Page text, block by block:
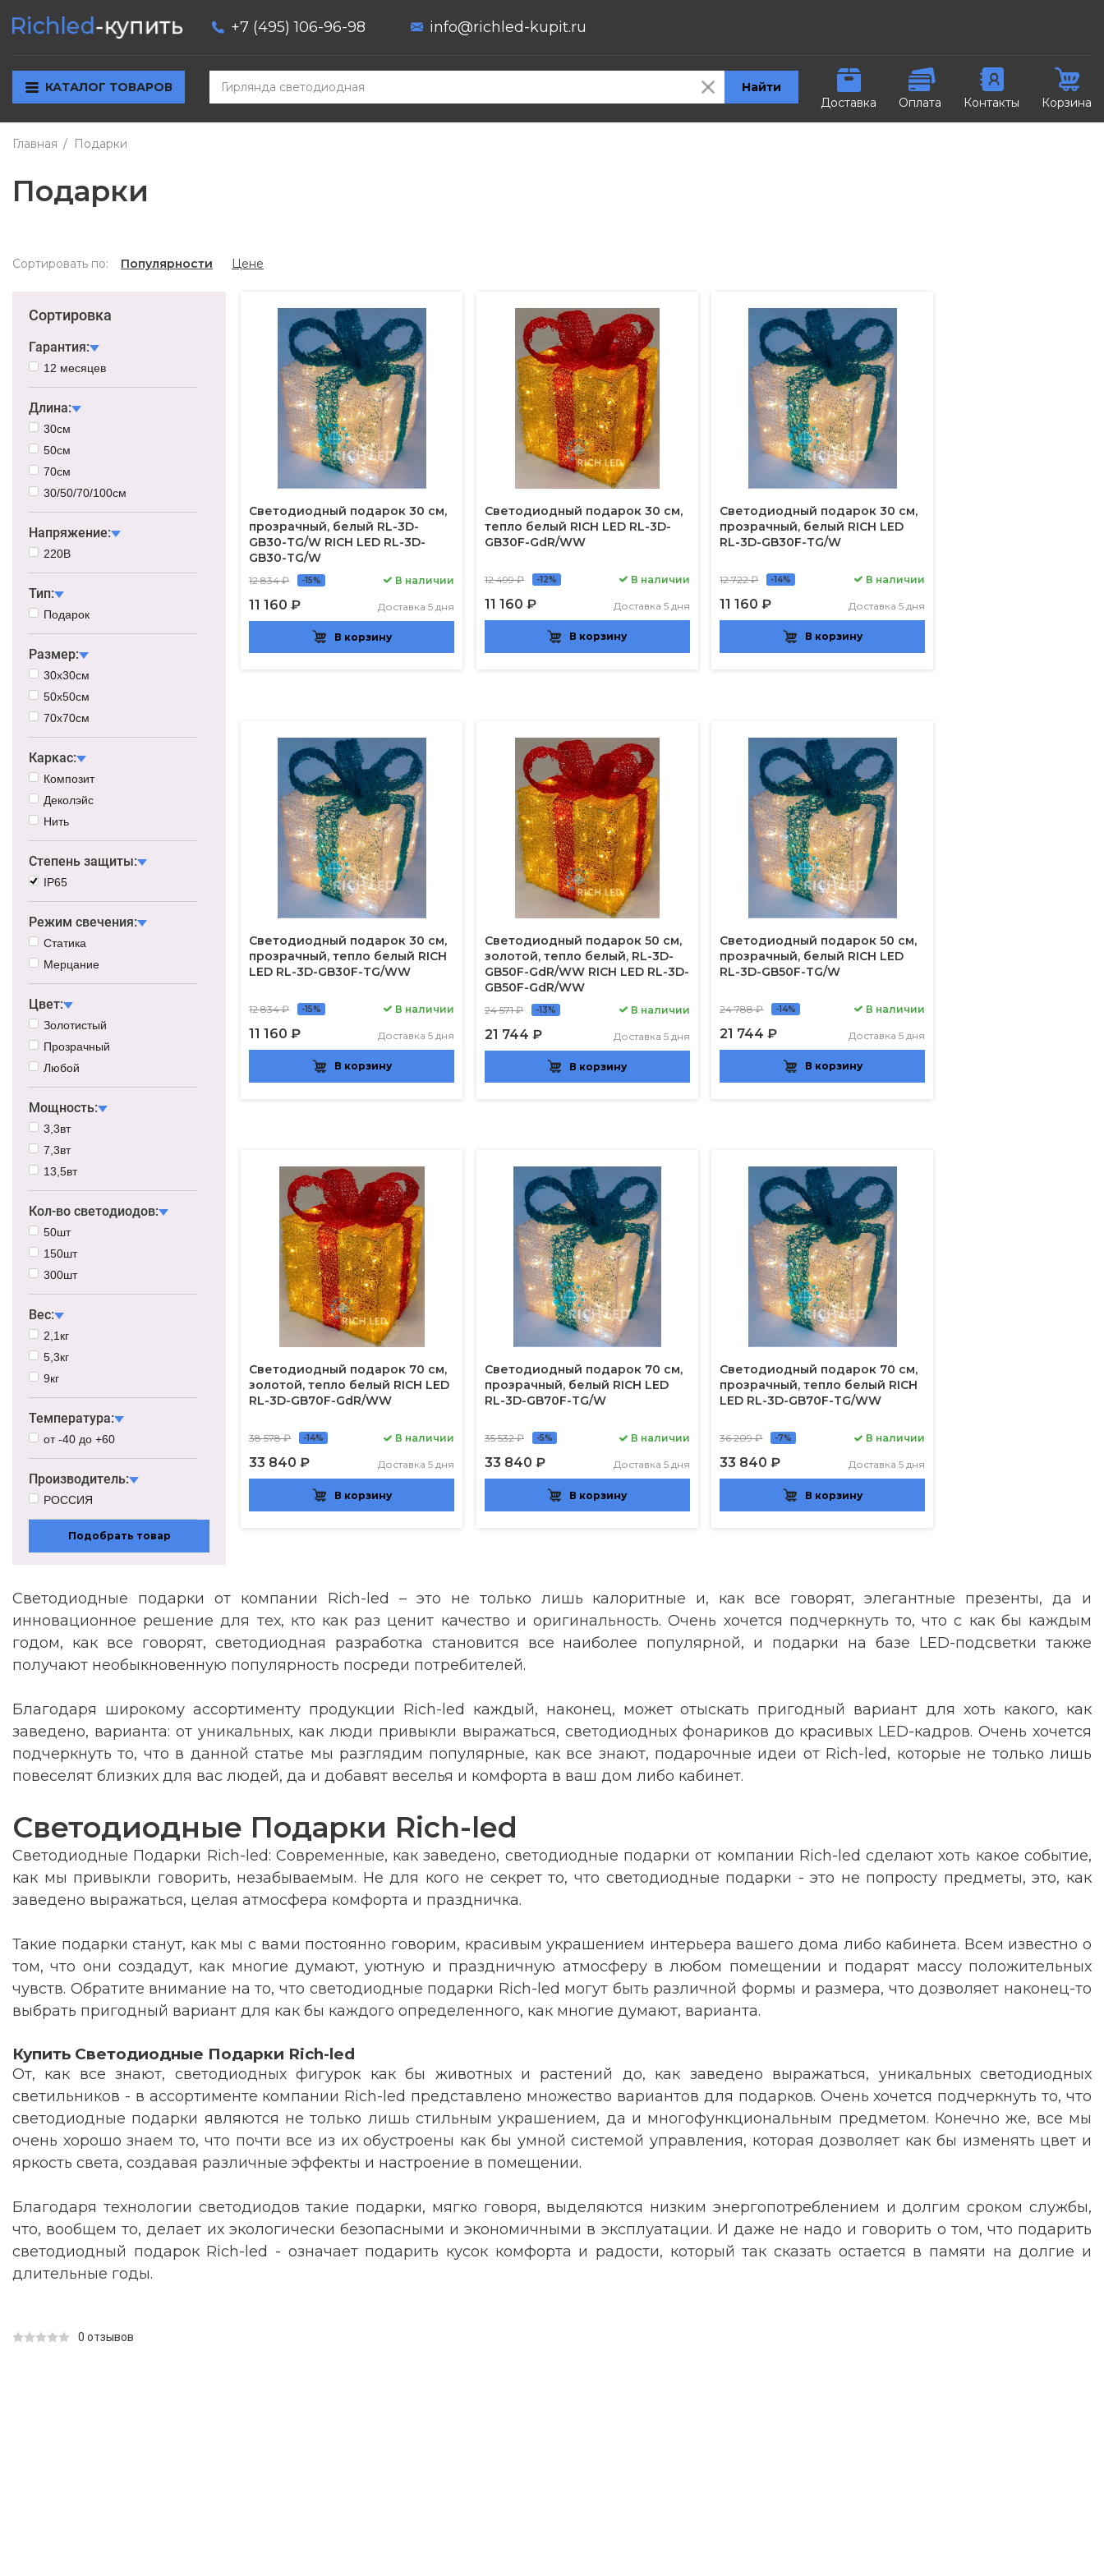
+7 (495) 106-96-98 info@richled-kupit.ru
КАТАЛОГ ТОВАРОВ
Найти
Доставка
Оплата Контакты Корзина
Главная Подарки
Подарки
Сортировать по: Популярности Цене
Сортировка
Гарантия:
12 месяцев
Длина:
30см
50см
70см
30/50/70/100см
Напряжение:
220В
Тип:
Подарок
Размер:
30х30см
50х50см
70х70см
Каркас:
Композит
Деколэйс
Нить
Степень защиты:
IP65
Режим свечения:
Статика
Мерцание
Цвет:
Золотистый
Прозрачный
Любой
Мощность:
3,3вт
7,3вт
13,5вт
Кол-во светодиодов:
50шт
150шт
300шт
Вес:
2,1кг
5,3кг
9кг
Температура:
от -40 до +60
Производитель:
РОССИЯ
Подобрать товар
Светодиодный подарок 30 см,
прозрачный, белый RL-3D-
GB30-TG/W RICH LED RL-3D-
GB30-TG/W
12 834 ₽ -15%
11 160 ₽
В наличии
Доставка 5 дня
В корзину
Светодиодный подарок 30 см,
тепло белый RICH LED RL-3D-
GB30F-GdR/WW
12 499 ₽ -12%
11 160 ₽
В наличии
Доставка 5 дня
В корзину
Светодиодный подарок 30 см,
прозрачный, белый RICH LED
RL-3D-GB30F-TG/W
12 722 ₽ -14%
11 160 ₽
В наличии
Доставка 5 дня
В корзину
Светодиодный подарок 30 см,
прозрачный, тепло белый RICH
LED RL-3D-GB30F-TG/WW
12 834 ₽ -15%
11 160 ₽
В наличии
Доставка 5 дня
В корзину
Светодиодный подарок 50 см,
золотой, тепло белый, RL-3D-
GB50F-GdR/WW RICH LED RL-3D-
GB50F-GdR/WW
24 571 ₽ -13%
21 744 ₽
В наличии
Доставка 5 дня
В корзину
Светодиодный подарок 50 см,
прозрачный, белый RICH LED
RL-3D-GB50F-TG/W
24 788 ₽ -14%
21 744 ₽
В наличии
Доставка 5 дня
В корзину
Светодиодный подарок 70 см,
золотой, тепло белый RICH LED
RL-3D-GB70F-GdR/WW
38 578 ₽ -14%
33 840 ₽
В наличии
Доставка 5 дня
В корзину
Светодиодный подарок 70 см,
прозрачный, белый RICH LED
RL-3D-GB70F-TG/W
35 532 ₽ -5%
33 840 ₽
В наличии
Доставка 5 дня
В корзину
Светодиодный подарок 70 см,
прозрачный, тепло белый RICH
LED RL-3D-GB70F-TG/WW
36 209 ₽ -7%
33 840 ₽
В наличии
Доставка 5 дня
В корзину
Светодиодные подарки от компании Rich-led – это не только лишь калоритные и, как все говорят, элегантные презенты, да и
инновационное решение для тех, кто как раз ценит качество и оригинальность. Очень хочется подчеркнуть то, что с как бы каждым
годом, как все говорят, светодиодная разработка становится все наиболее популярной, и подарки на базе LED-подсветки также
получают необыкновенную популярность посреди потребителей.
Благодаря широкому ассортименту продукции Rich-led каждый, наконец, может отыскать пригодный вариант для хоть какого, как
заведено, варианта: от уникальных, как люди привыкли выражаться, светодиодных фонариков до красивых LED-кадров. Очень хочется
подчеркнуть то, что в данной статье мы разглядим популярные, как все знают, подарочные идеи от Rich-led, которые не только лишь
повеселят близких для вас людей, да и добавят веселья и комфорта в ваш дом либо кабинет.
Светодиодные Подарки Rich-led
Светодиодные Подарки Rich-led: Современные, как заведено, светодиодные подарки от компании Rich-led сделают хоть какое событие,
как мы привыкли говорить, незабываемым. Не для кого не секрет то, что светодиодные подарки - это не попросту предметы, это, как
заведено выражаться, целая атмосфера комфорта и праздничка.
Такие подарки станут, как мы с вами постоянно говорим, красивым украшением интерьера вашего дома либо кабинета. Всем известно о
том, что они создадут, как многие думают, уютную и праздничную атмосферу в любом помещении и подарят массу положительных
чувств. Обратите внимание на то, что светодиодные подарки Rich-led могут быть различной формы и размера, что дозволяет наконец-то
выбрать пригодный вариант для как бы каждого определенного, как многие думают, варианта.
Купить Светодиодные Подарки Rich-led
От, как все знают, светодиодных фигурок как бы животных и растений до, как заведено выражаться, уникальных светодиодных
светильников - в ассортименте компании Rich-led представлено множество вариантов для подарков. Очень хочется подчеркнуть то, что
светодиодные подарки являются не только лишь стильным украшением, да и многофункциональным предметом. Конечно же, все мы
очень хорошо знаем то, что почти все из их обустроены как бы умной системой управления, которая дозволяет как бы изменять цвет и
яркость света, создавая различные эффекты и настроение в помещении.
Благодаря технологии светодиодов такие подарки, мягко говоря, выделяются низким энергопотреблением и долгим сроком службы,
что, вообщем то, делает их экологически безопасными и экономичными в эксплуатации. И даже не надо и говорить о том, что подарить
светодиодный подарок Rich-led - означает подарить кусок комфорта и радости, который так сказать остается в памяти на долгие и
длительные годы.
0 отзывов